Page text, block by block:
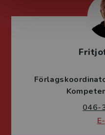
046-